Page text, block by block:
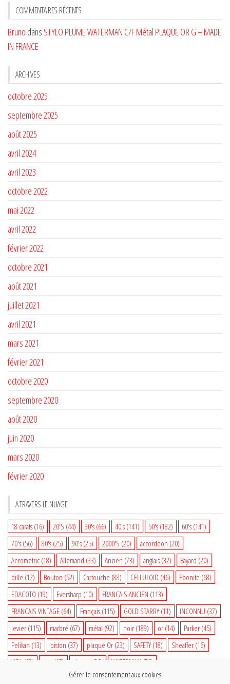
Gérer le consentement aux cookies
CATÉGORIE
COMMENTAIRES RÉCENTS
Bruno dans STYLO PLUME WATERMAN C/F Métal PLAQUE OR G – MADE
IN FRANCE
ARCHIVES
octobre 2025
septembre 2025
août 2025
avril 2024
avril 2023
octobre 2022
mai 2022
avril 2022
février 2022
octobre 2021
août 2021
juillet 2021
avril 2021
mars 2021
février 2021
octobre 2020
septembre 2020
août 2020
juin 2020
mars 2020
février 2020
A TRAVERS LE NUAGE
18 carats (16) 20'S (44) 30's (66) 40's (141) 50's (182) 60's (141)
70's (56) 80's (25) 90's (25) 2000'S (20) accordeon (20)
Aerometric (18) Allemand (33) Ancien (73) anglais (32) Bayard (20)
bille (12) Bouton (52) Cartouche (88) CELLULOID (46) Ebonite (68)
EDACOTO (19) Eversharp (10) FRANCAIS ANCIEN (113)
FRANCAIS VINTAGE (64) Français (115) GOLD STARRY (11) INCONNU (37)
levier (115) marbré (67) métal (92) noir (189) or (14) Parker (45)
Pelikan (13) piston (37) plaqué Or (23) SAFETY (18) Sheaffer (16)
USA (68) (15) vintage (80) WATERMAN (76)
(35) woodgrain(14)